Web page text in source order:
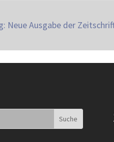
Neue Ausgabe der